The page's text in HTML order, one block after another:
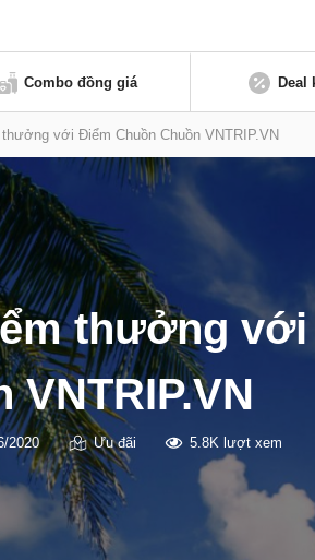
Combo đồng giá Deal
với Điểm Chuồn Chuồn VNTRIP.VN
thưởng
VNTRIP.VN
2020 Ưu đãi 5.8K lượt xem